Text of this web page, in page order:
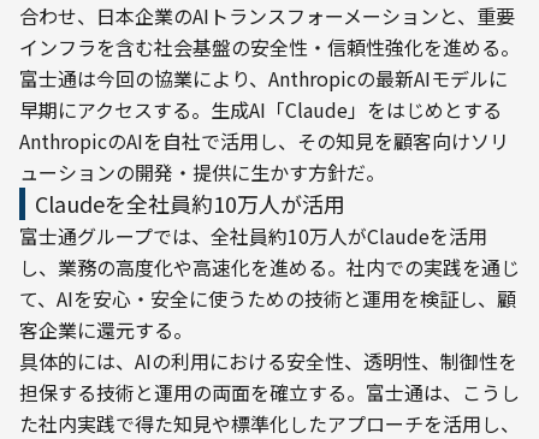
合わせ、日本企業のAIトランスフォーメーションと、重要
インフラを含む社会基盤の安全性・信頼性強化を進める。
富士通は今回の協業により、Anthropicの最新AIモデルに
早期にアクセスする。生成AI「Claude」をはじめとする
AnthropicのAIを自社で活用し、その知見を顧客向けソリ
ューションの開発・提供に生かす方針だ。
Claudeを全社員約10万人が活用
富士通グループでは、全社員約10万人がClaudeを活用
し、業務の高度化や高速化を進める。社内での実践を通じ
て、AIを安心・安全に使うための技術と運用を検証し、顧
客企業に還元する。
具体的には、AIの利用における安全性、透明性、制御性を
担保する技術と運用の両面を確立する。富士通は、こうし
た社内実践で得た知見や標準化したアプローチを活用し、